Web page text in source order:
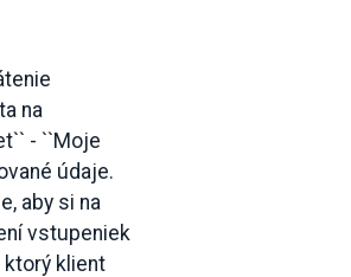
na
- ``Moje
údaje.
aby si na
vstupeniek
ktorý klient